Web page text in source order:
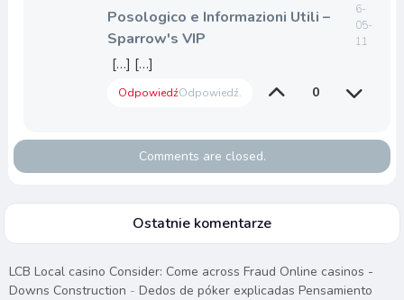
Posologico e Informazioni Utili –
Sparrow's VIP
6-
05-
11
[…] […]
OdpowiedźOdpowiedź. 0
Comments are closed.
Ostatnie komentarze
LCB Local casino Consider: Come across Fraud Online casinos -
Downs Construction -Dedos de póker explicadas Pensamiento